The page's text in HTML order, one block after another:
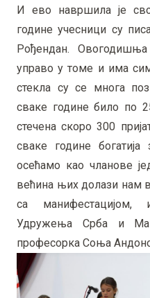
И ево навршила је
године учесници су
Рођендан.
управо у томе и има
стекла су се многа
сваке године било по
стечена скоро 300
сваке године
осећамо као чланове
већина њих долази нам
са манифестацијом,
Удружења Срба и
професорка Соња